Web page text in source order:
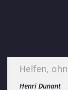
Helfen,
Henri Dunant